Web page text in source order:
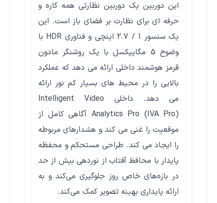
این دوربین یک دوربین نظارتی همه کاره و
حرفه ای برای نظارت بر فضای باز است. این
یک سنسور 1 / 2.7 اینچی و فناوری HDR با
وضوح 5 مگاپیکسل با یک روشنگر مادون
قرمز هوشمند داخلی ارائه می دهد که عملکرد
بالایی را در محیط های بسیار کم نور ارائه
می دهد. داخلی Intelligent Video
Analytics Pro (IVA Pro) آگاهی کامل از
موقعیت را غنی می کند و هشدارهای مربوطه
را ایجاد می کند. طراحی مستحکم و محفظه
پایدار با محافظ آفتاب از نوردهی بیش از حد
در بازه‌های خاص روز جلوگیری می‌کند و به
ارائه پایداری بهینه تصویر کمک می‌کند.